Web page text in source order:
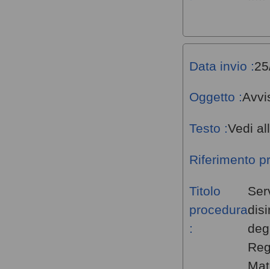
Data invio :
Oggetto :
Testo :Vedi
Riferimento
Titolo
procedura
: